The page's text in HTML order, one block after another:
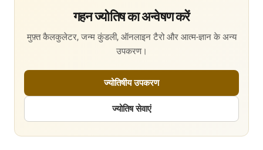
गहन ज्योतिष का अन्वेषण करें
मुफ़्त कैलकुलेटर, जन्म कुंडली, ऑनलाइन टैरो और आत्म-ज्ञान के अन्य
उपकरण।
ज्योतिषीय उपकरण
ज्योतिष सेवाएं